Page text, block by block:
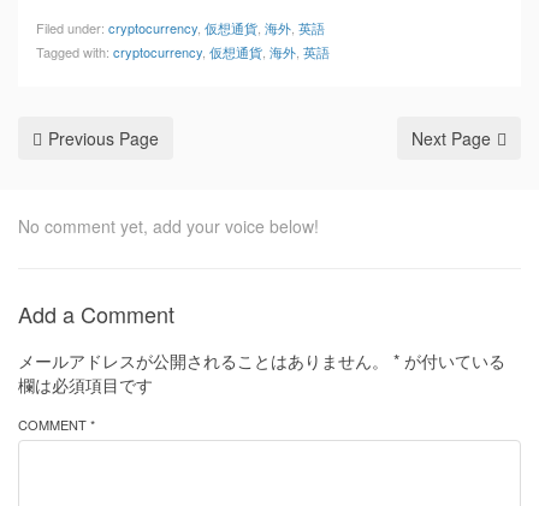
Filed under: cryptocurrency 仮想通貨 海外 英語
Tagged with: cryptocurrency 仮想通貨 海外 英語
Previous Page Next Page
No comment yet, add your voice below!
Add a Comment
メールアドレスが公開されることはありません。 * が付いている
欄は必須項目です
COMMENT *